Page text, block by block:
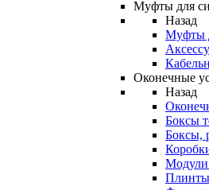
Муфты для
Назад
Муфты
Оконечные
Назад
Боксы
Боксы,
Модули